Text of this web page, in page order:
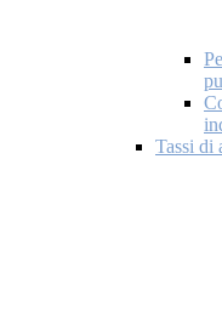
Tassi di